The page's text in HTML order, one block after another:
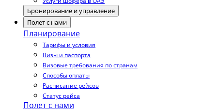
Бронирование и управление
Полет с нами
Планирование
Тарифы и условия
Визы и паспорта
Визовые требования по странам
Способы оплаты
Расписание рейсов
Статус рейса
Полет с нами